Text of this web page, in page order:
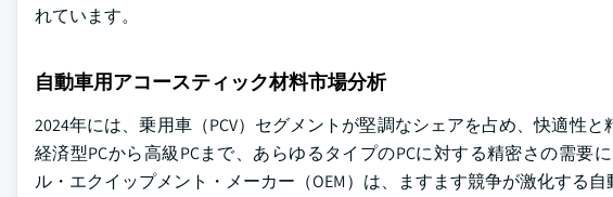
れています。
自動車用アコースティック材料市場分析
2024年には、乗用車（PCV）セグメントが堅調なシェアを占め、快適性
経済型PCから高級PCまで、あらゆるタイプのPCに対する精密さの需
ル・エクイップメント・メーカー（OEM）は、ますます競争が激化する